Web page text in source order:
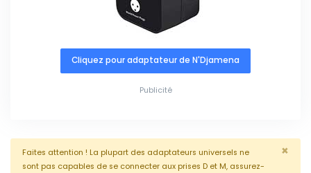
Cliquez pour adaptateur de N'Djamena
Publicité
×
Faites attention ! La plupart des adaptateurs universels ne
sont pas capables de se connecter aux prises D et M, assurez-